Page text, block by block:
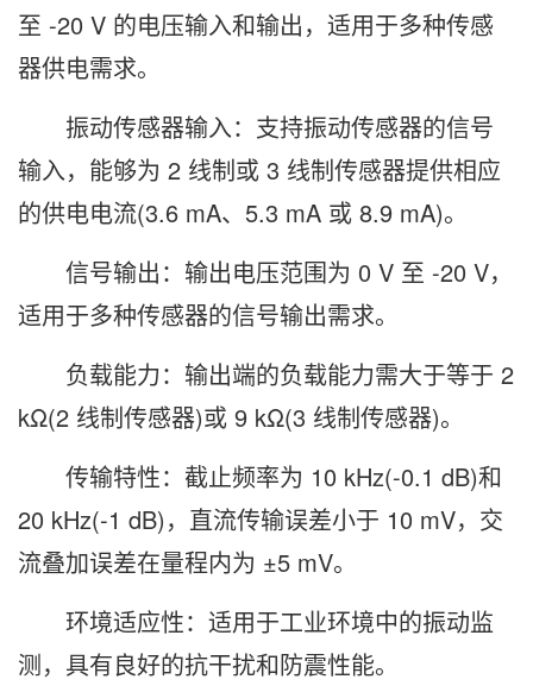
至 -20 V 的电压输入和输出，适用于多种传感
器供电需求。
振动传感器输入：支持振动传感器的信号
输入，能够为 2 线制或 3 线制传感器提供相应
的供电电流(3.6 mA、5.3 mA 或 8.9 mA)。
信号输出：输出电压范围为 0 V 至 -20 V，
适用于多种传感器的信号输出需求。
负载能力：输出端的负载能力需大于等于 2
kΩ(2 线制传感器)或 9 kΩ(3 线制传感器)。
传输特性：截止频率为 10 kHz(-0.1 dB)和
20 kHz(-1 dB)，直流传输误差小于 10 mV，交
流叠加误差在量程内为 ±5 mV。
环境适应性：适用于工业环境中的振动监
测，具有良好的抗干扰和防震性能。